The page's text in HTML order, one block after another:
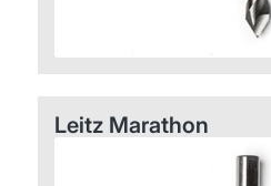
Leitz Marathon